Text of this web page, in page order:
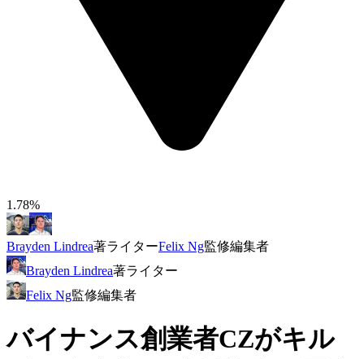
1.78%
Brayden Lindrea著ライターFelix Ng監修編集者
Brayden Lindrea著ライター
Felix Ng監修編集者
バイナンス創業者CZがキル